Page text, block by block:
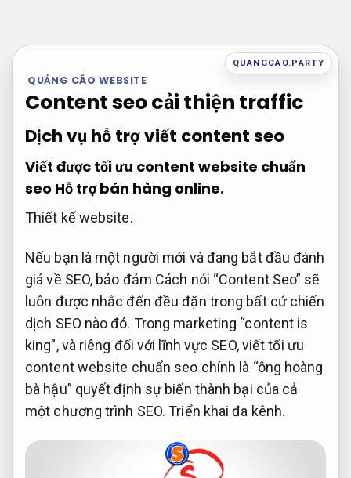
nội
dung
QUANGCAO.PARTY
QUẢNG CÁO WEBSITE
Content seo cải thiện traffic
Dịch vụ hỗ trợ viết content seo
Viết được tối ưu content website chuẩn
seo Hỗ trợ bán hàng online.
Thiết kế website.
Nếu bạn là một người mới và đang bắt đầu đánh
giá về SEO, bảo đảm Cách nói “Content Seo” sẽ
luôn được nhắc đến đều đặn trong bất cứ chiến
dịch SEO nào đó. Trong marketing “content is
king”, và riêng đối với lĩnh vực SEO, viết tối ưu
content website chuẩn seo chính là “ông hoàng
bà hậu” quyết định sự biến thành bại của cả
một chương trình SEO.Triển khai đa kênh.